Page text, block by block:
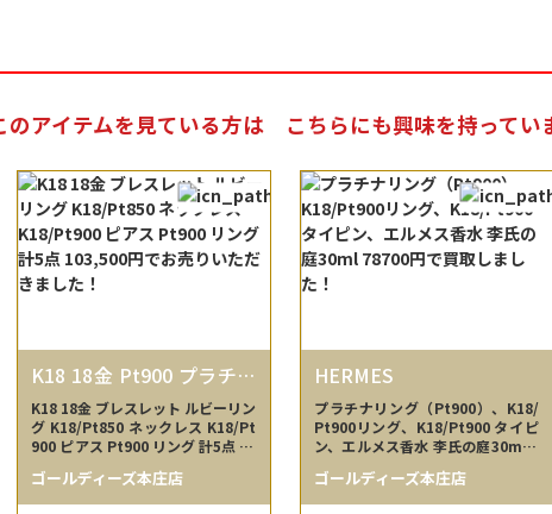
のアイテムを見ている方は こちらにも興味を持ってい
K18 18金 Pt900 プラチナ
K18/Pt850 K18/Pt900
K18 18金 ブレスレット ルビーリン
グ K18/Pt850 ネックレス K18/Pt
900 ピアス Pt900 リング 計5点 10
ゴールディーズ本庄店
HERMES
プラチナリング（Pt900）、K18/
Pt900リング、K18/Pt900 タイピ
ン、エルメス香水 李氏の庭30ml 7
ゴールディーズ本庄店